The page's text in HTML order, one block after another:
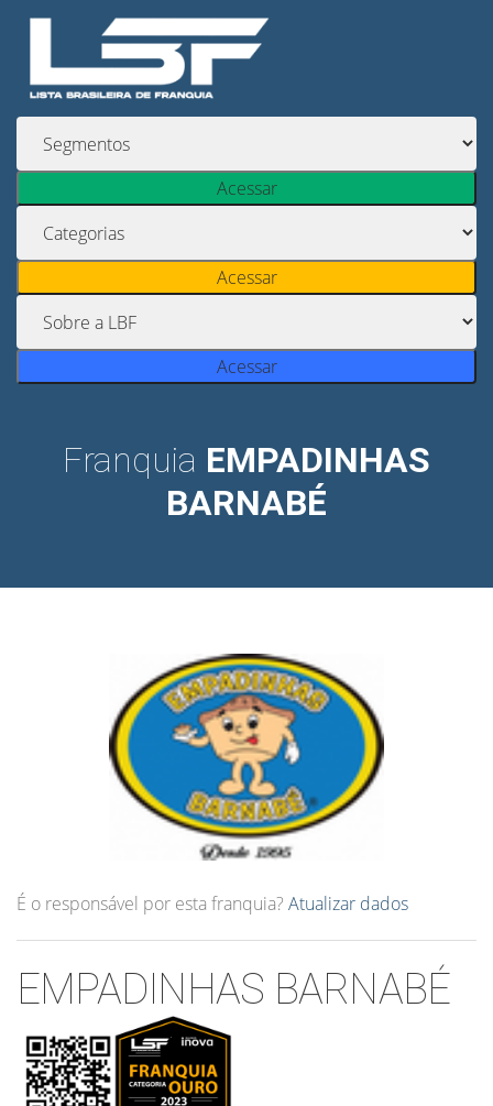
Acessar
Acessar
Acessar
Franquia EMPADINHAS
BARNABÉ
É o responsável por esta franquia? Atualizar dados
EMPADINHAS BARNABÉ